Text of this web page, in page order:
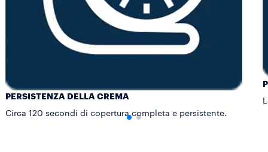
PERSISTENZA DELLA CREMA
Circa 120 secondi di copertura completa e persistente.